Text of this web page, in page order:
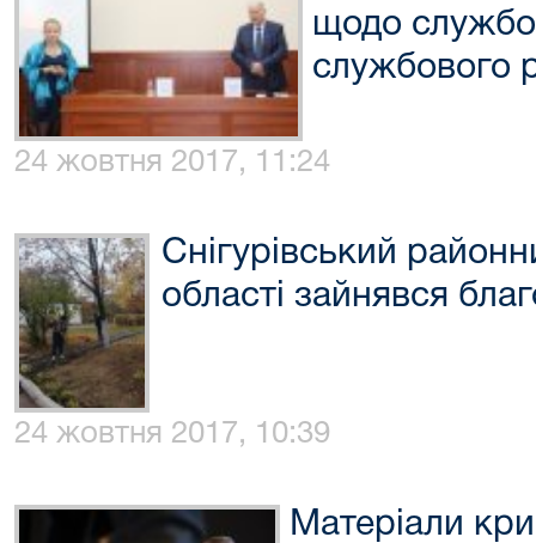
щодо
службового
24 жовтня 2017, 11:24
Снігурівський
області зайнявся
24 жовтня 2017, 10:39
Матеріали